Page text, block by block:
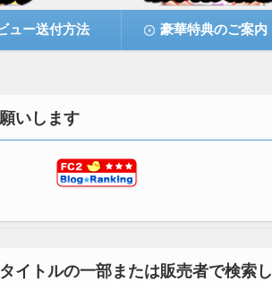
ュー送付方法 豪華特典のご案内
いします
イトルの一部または販売者で検索し